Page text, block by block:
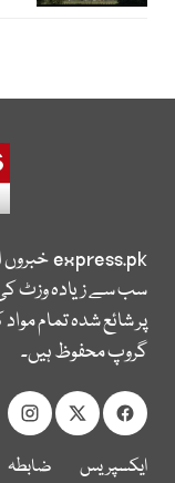
express.pk
سب سے زیادہ وزٹ
پر شائع شدہ تمام
گروپ محفوظ ہیں۔
ایکسپریس
ضابطہ